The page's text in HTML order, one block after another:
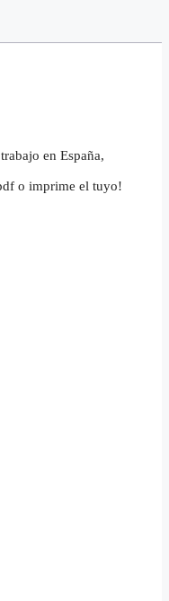
en España,
o imprime el tuyo!